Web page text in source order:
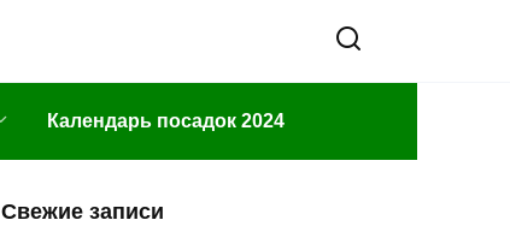
Календарь посадок 2024
Свежие записи